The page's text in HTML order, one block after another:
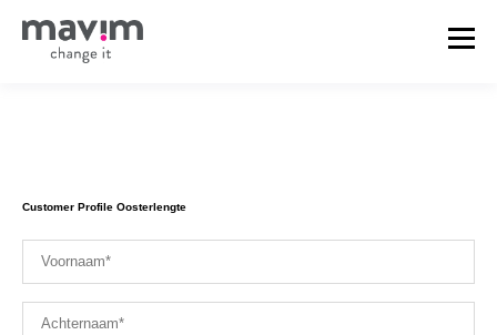
Customer Profile Oosterlengte